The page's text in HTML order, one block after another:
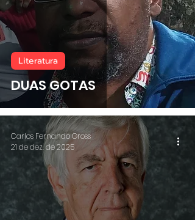
DUAS GOTAS
Literatura
Carlos Fernando Gross
21 de dez. de 2025